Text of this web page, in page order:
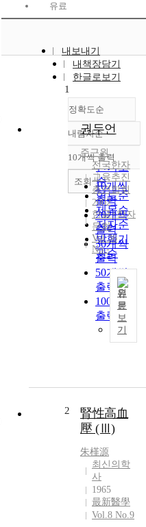
유료
내보내기
내책장담기
한글로보기
정확도순
정확도
순
인기도
순
연도순
제목순
저자순
발행기
관순
내림차순
내림차순
10개씩 출력
10개씩
출력
20개씩
출력
30개씩
출력
50개씩
출력
100개씩
출력
조회
1
권두언
주근원
전국한자
교육추진
총연합회
2002
한글+한자
문화
Vol.36
No.-
원
문
보
기
2
腎性高血
壓 (Ⅲ)
朱槿源
최신의학
사
1965
最新醫學
Vol.8 No.9